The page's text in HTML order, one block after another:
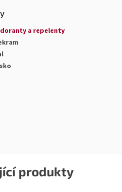
produkty
a repelenty